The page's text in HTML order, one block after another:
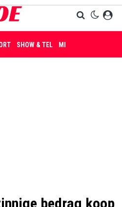
SHOW & TEL MISDAAD
bedrag koop